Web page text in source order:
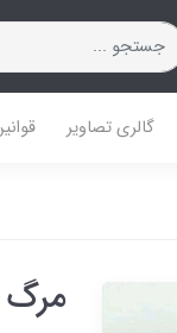
گالری تصاویر